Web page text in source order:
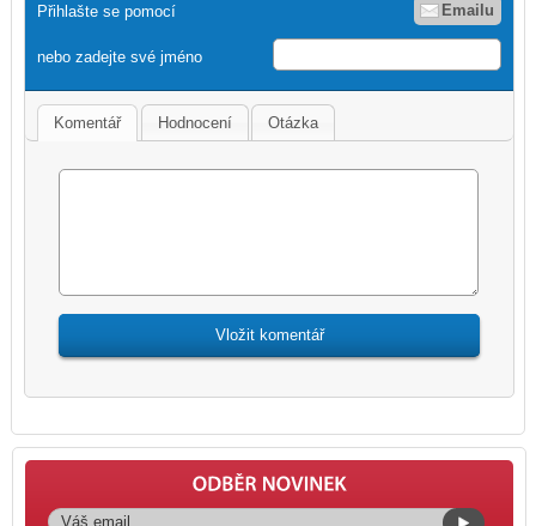
Přihlašte se pomocí Emailu
nebo zadejte své jméno
Komentář Hodnocení Otázka